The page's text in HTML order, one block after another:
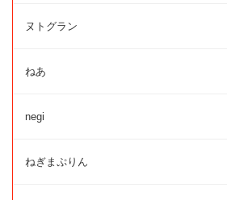
ヌトグラン
ねあ
negi
ねぎまぷりん